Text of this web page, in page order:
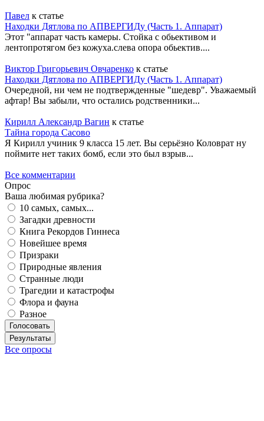
Павел к статье
Находки Дятлова по АПВЕРГИДу (Часть 1. Аппарат)
Этот "аппарат часть камеры. Стойка с обьективом и
лентопротягом без кожуха.слева опора обьектив....
Виктор Григорьевич Овчаренко к статье
Находки Дятлова по АПВЕРГИДу (Часть 1. Аппарат)
Очередной, ни чем не подтвержденные "шедевр". Уважаемый
афтар! Вы забыли, что остались родственники...
Кирилл Александр Вагин к статье
Тайна города Сасово
Я Кирилл учиник 9 класса 15 лет. Вы серьёзно Коловрат ну
поймите нет таких бомб, если это был взрыв...
Все комментарии
Опрос
Ваша любимая рубрика?
10 самых, самых...
Загадки древности
Книга Рекордов Гиннеса
Новейшее время
Призраки
Природные явления
Странные люди
Трагедии и катастрофы
Флора и фауна
Разное
Голосовать
Результаты
Все опросы